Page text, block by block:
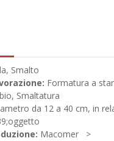
Smalto
Formatura a
Smaltatura
da 12 a 40 cm, in
Macomer